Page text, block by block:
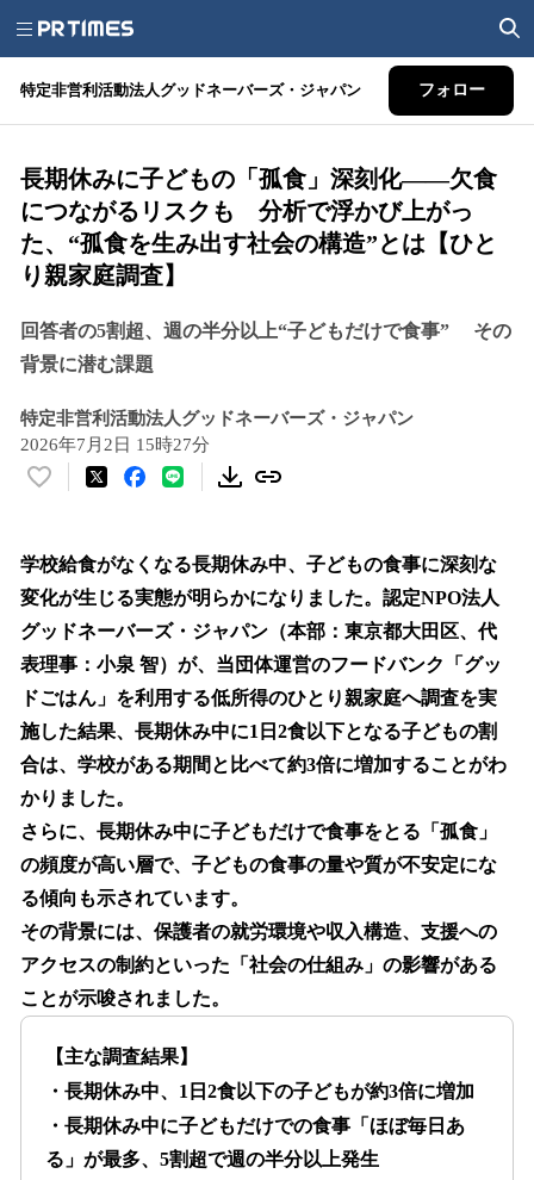
特定非営利活動法人グッドネーバーズ・ジャパン フォロー
長期休みに子どもの「孤食」深刻化――欠食
につながるリスクも 分析で浮かび上がっ
た、“孤食を生み出す社会の構造”とは【ひと
り親家庭調査】
回答者の5割超、週の半分以上“子どもだけで食事” その
背景に潜む課題
特定非営利活動法人グッドネーバーズ・ジャパン
2026年7月2日 15時27分
い
！
数
を
読
み
込
み
中
で
す
学校給食がなくなる長期休み中、子どもの食事に深刻な
変化が生じる実態が明らかになりました。認定NPO法人
グッドネーバーズ・ジャパン（本部：東京都大田区、代
表理事：小泉 智）が、当団体運営のフードバンク「グッ
ドごはん」を利用する低所得のひとり親家庭へ調査を実
施した結果、長期休み中に1日2食以下となる子どもの割
合は、学校がある期間と比べて約3倍に増加することがわ
かりました。
さらに、長期休み中に子どもだけで食事をとる「孤食」
の頻度が高い層で、子どもの食事の量や質が不安定にな
る傾向も示されています。
その背景には、保護者の就労環境や収入構造、支援への
アクセスの制約といった「社会の仕組み」の影響がある
ことが示唆されました。
【主な調査結果】
・長期休み中、1日2食以下の子どもが約3倍に増加
・長期休み中に子どもだけでの食事「ほぼ毎日あ
る」が最多、5割超で週の半分以上発生